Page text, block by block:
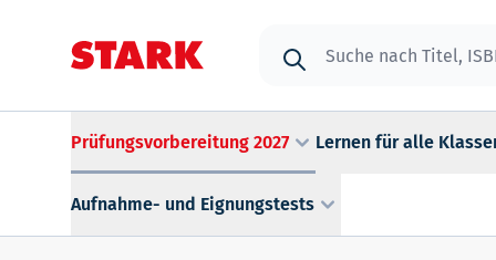
Prüfungsvorbereitung 2027 Lernen für alle
Aufnahme- und Eignungstests